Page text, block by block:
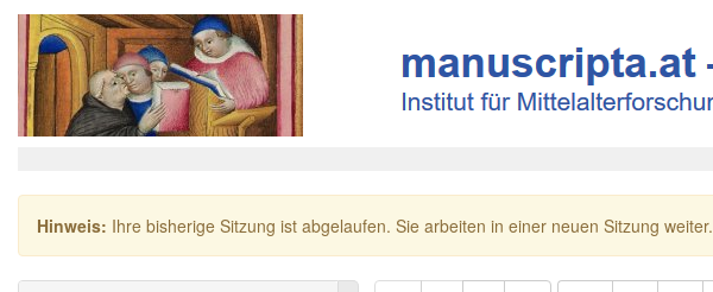
Hinweis: Ihre bisherige Sitzung ist abgelaufen. Sie arbeiten in einer neuen Sitzung weiter.